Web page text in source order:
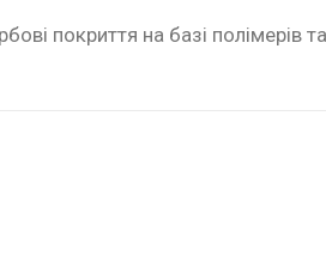
покриття на базі полімерів